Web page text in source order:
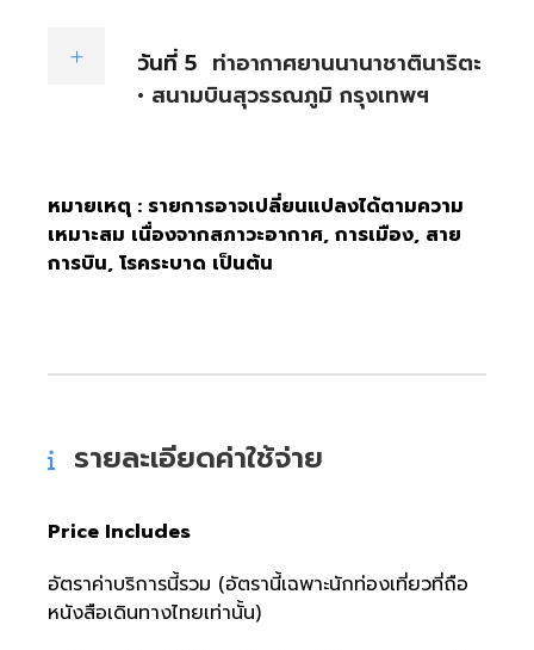
วันที่ 5 ท่าอากาศยานนานาชาตินาริตะ
• สนามบินสุวรรณภูมิ กรุงเทพฯ
หมายเหตุ : รายการอาจเปลี่ยนแปลงได้ตามความ
เหมาะสม เนื่องจากสภาวะอากาศ, การเมือง, สาย
การบิน, โรคระบาด เป็นต้น
รายละเอียดค่าใช้จ่าย
Price Includes
อัตราค่าบริการนี้รวม (อัตรานี้เฉพาะนักท่องเที่ยวที่ถือ
หนังสือเดินทางไทยเท่านั้น)